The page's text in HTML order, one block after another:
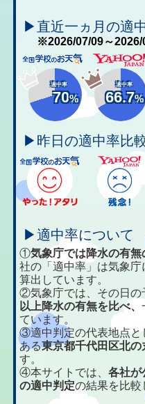
▶直近一ヵ月の適
※2026/07/09～2026/
適中率
70%
適中率
66.7%
▶昨日の適中率比
▶適中率について
①気象庁では降水の有
社の「適中率」は気象
算出しています。
②気象庁では、その日の
以上降水の有無を比べ、
ています。
③適中判定の代表地点と
ある東京都千代田区北の
す。
④本サイトでは、各社が
の適中判定の結果を比較